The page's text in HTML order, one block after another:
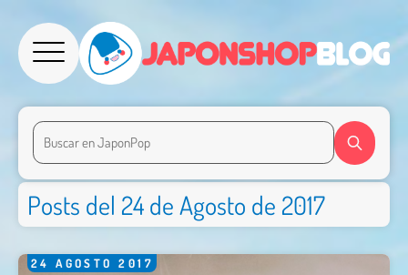
Posts del 24 de Agosto de 2017
24 AGOSTO 2017